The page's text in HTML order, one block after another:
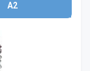
A2